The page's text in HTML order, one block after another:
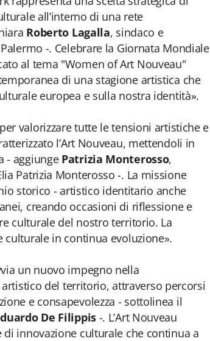
all’interno di una rete
Roberto Lagalla, sindaco e
-. Celebrare la Giornata Mondiale
al tema "Women of Art Nouveau"
di una stagione artistica che
europea e sulla nostra identità».
valorizzare tutte le tensioni artistiche e
l’Art Nouveau, mettendoli in
- aggiunge Patrizia Monterosso,
Patrizia Monterosso -. La missione
storico - artistico identitario anche
creando occasioni di riflessione e
culturale del nostro territorio. La
culturale in continua evoluzione».
un nuovo impegno nella
del territorio, attraverso percorsi
e consapevolezza - sottolinea il
De Filippis-. L’Art Nouveau
innovazione culturale che continua a